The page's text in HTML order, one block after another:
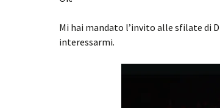
Mi hai mandato l’invito alle sfilate di
interessarmi.